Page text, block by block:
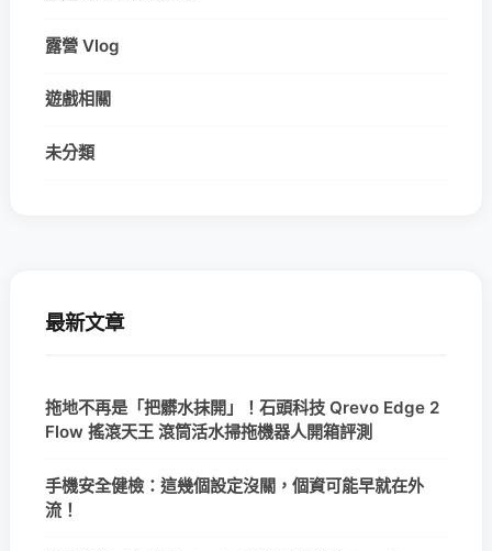
露營 Vlog
遊戲相關
未分類
最新文章
拖地不再是「把髒水抹開」！石頭科技 Qrevo Edge 2
Flow 搖滾天王 滾筒活水掃拖機器人開箱評測
手機安全健檢：這幾個設定沒關，個資可能早就在外
流！